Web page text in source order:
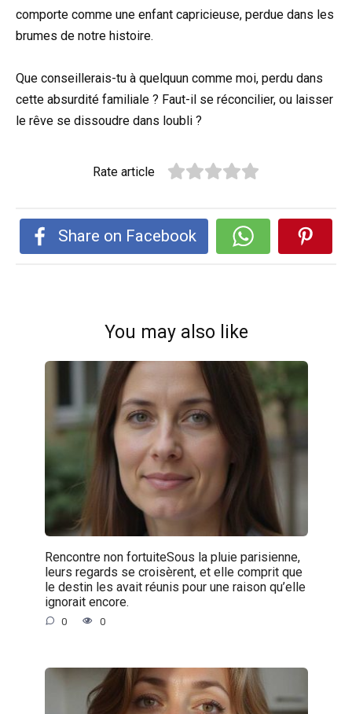
comporte comme une enfant capricieuse, perdue dans les
brumes de notre histoire.
Que conseillerais-tu à quelquun comme moi, perdu dans
cette absurdité familiale ? Faut-il se réconcilier, ou laisser
le rêve se dissoudre dans loubli ?
Rate article
Share on Facebook
You may also like
Rencontre non fortuiteSous la pluie parisienne,
leurs regards se croisèrent, et elle comprit que
le destin les avait réunis pour une raison qu’elle
ignorait encore.
0 0